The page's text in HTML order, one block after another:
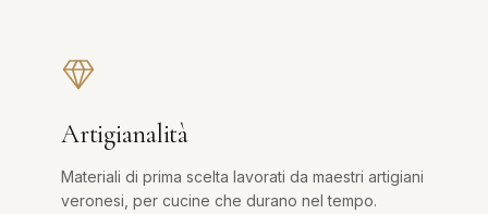
Artigianalità
Materiali di prima scelta lavorati da maestri artigiani
veronesi, per cucine che durano nel tempo.